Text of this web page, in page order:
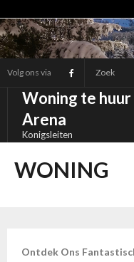
Ga
naar
de
inhoud
Volg ons via
Woning te
Arena
Konigsleiten
WONING
Ontdek Ons